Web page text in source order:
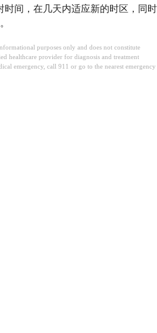
时间，在几天内适应新的时区，同时
purposes only and does not constitute
healthcare provider for diagnosis and treatment
emergency, call 911 or go to the nearest emergency